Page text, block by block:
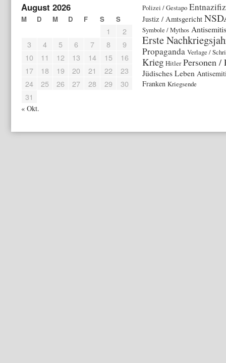
August 2026
M D M D F S S
1
2
3
4 5 6 7 8
9
10
11 12 13 14 15
16
17
18 19 20 21 22
23
24
25 26 27 28 29
30
31
« Okt.
Polizei / Gestapo
Justiz / Amtsgericht
Symbole / Mythos
Erste
Propaganda Verlage /
Krieg Hitler Personen /
Jüdisches Leben
Franken Kriegsende